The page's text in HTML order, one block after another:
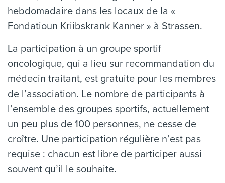
hebdomadaire dans les locaux de la «
Fondatioun Kriibskrank Kanner » à Strassen.
La participation à un groupe sportif
oncologique, qui a lieu sur recommandation du
médecin traitant, est gratuite pour les membres
de l’association. Le nombre de participants à
l’ensemble des groupes sportifs, actuellement
un peu plus de 100 personnes, ne cesse de
croître. Une participation régulière n’est pas
requise : chacun est libre de participer aussi
souvent qu’il le souhaite.